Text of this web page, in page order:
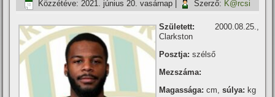
Közzétéve: 2021. június 20. vasárnap Szerző: K@rcsi
Született: 2000.08.25.,
Clarkston
Posztja: szélső
Mezszáma:
Magassága: cm,súlya: kg